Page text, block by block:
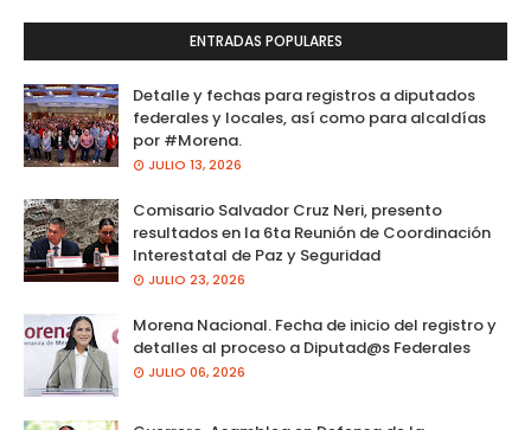
ENTRADAS POPULARES
Detalle y fechas para registros a diputados
federales y locales, así como para alcaldías
por #Morena.
JULIO 13, 2026
Comisario Salvador Cruz Neri, presento
resultados en la 6ta Reunión de Coordinación
Interestatal de Paz y Seguridad
JULIO 23, 2026
Morena Nacional. Fecha de inicio del registro y
detalles al proceso a Diputad@s Federales
JULIO 06, 2026